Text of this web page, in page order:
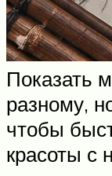
Показать
разному,
чтобы
красоты с